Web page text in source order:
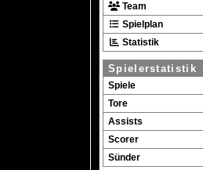
Team
Spielplan
Statistik
Spielerstatistik
Spiele
Tore
Assists
Scorer
Sünder